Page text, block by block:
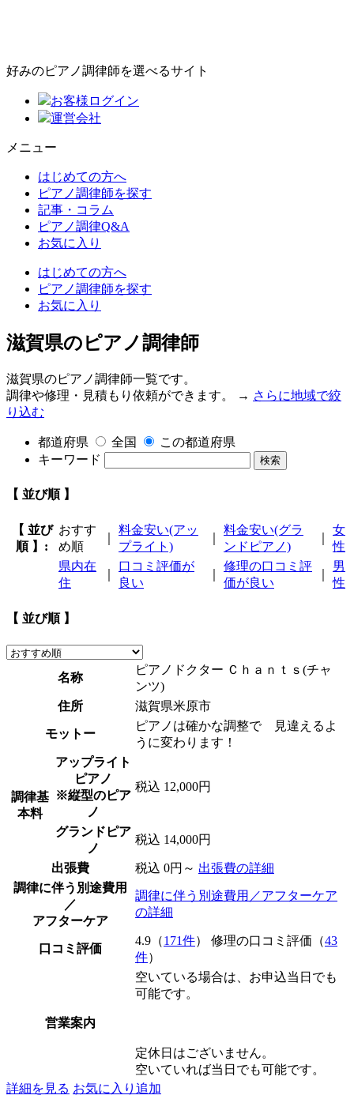
好みのピアノ調律師を選べるサイト
お客様ログイン
運営会社
メニュー
はじめての方へ
ピアノ調律師を探す
記事・コラム
ピアノ調律Q&A
お気に入り
はじめての方へ
ピアノ調律師を探す
お気に入り
滋賀県のピアノ調律師
滋賀県のピアノ調律師一覧です。
調律や修理・見積もり依頼ができます。 → さらに地域で絞
り込む
都道府県 全国
この都道府県
キーワード
検索
【 並び順 】
【 並び
順 】:
おすす
め順
料金安い(アッ
プライト)
料金安い(グラ
ンドピアノ)
女
性
県内在
住
口コミ評価が
良い
修理の口コミ評
価が良い
男
性
【 並び順 】
名称
ピアノドクター Ｃｈａｎｔｓ(チャ
ンツ)
住所
滋賀県米原市
モットー
ピアノは確かな調整で 見違えるよ
うに変わります！
調律基
本料
アップライト
ピアノ
※縦型のピア
ノ
税込 12,000円
グランドピア
ノ
税込 14,000円
出張費 税込 0円～ 出張費の詳細
調律に伴う別途費用
／
アフターケア
調律に伴う別途費用／アフターケア
の詳細
口コミ評価
4.9（171件） 修理の口コミ評価（43
件）
営業案内
空いている場合は、お申込当日でも
可能です。
定休日はございません。
空いていれば当日でも可能です。
詳細を見る お気に入り追加